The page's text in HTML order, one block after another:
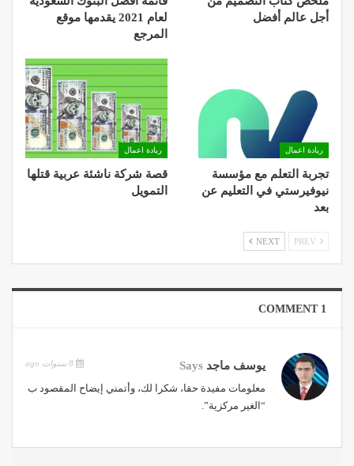
أجل عالم أفضل
لعام 2021 يقدمها موقع
المرجع
ريادة اعمال
تجربة التعلم مع مؤسسة
نيوفيرستي في التعليم عن
بعد
ريادة اعمال
قصة شركة ناشئة عربية قتلها
التمويل
NEXT
1 COMMENT
يوسف ماجد Says
معلومات مفيدة حقا، شكرا لك، وأتمني إيضاح المقصود ب
“الغير مركزية”.